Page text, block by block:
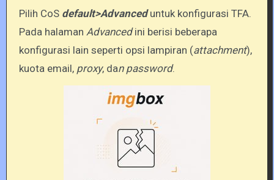
Pilih CoS default>Advanceduntuk konfigurasi TFA.
Pada halaman Advancedini berisi beberapa
konfigurasi lain seperti opsi lampiran (attachment),
kuota email, proxy, dan password.